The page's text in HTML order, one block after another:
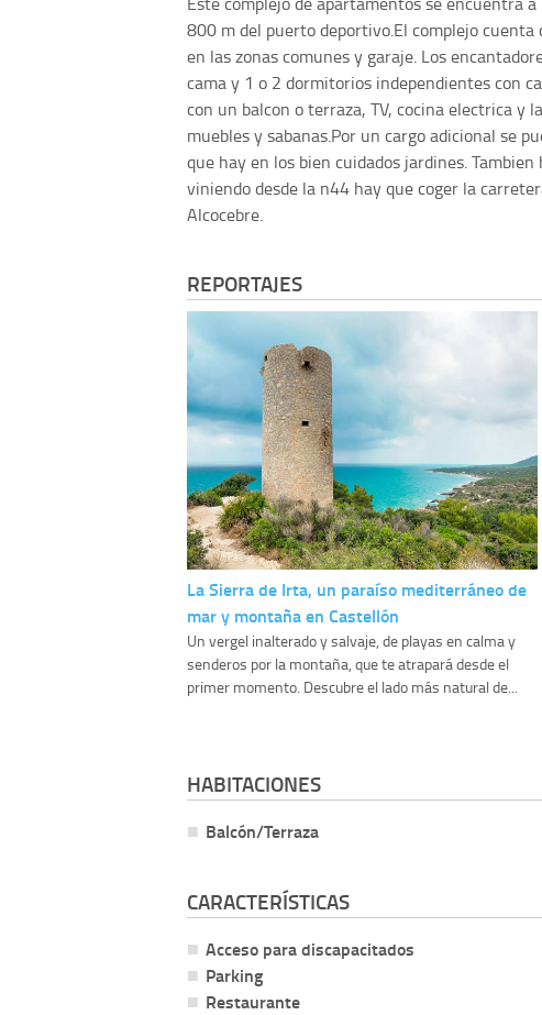
800 m del puerto deportivo.El complejo
en las zonas comunes y garaje. Los
cama y 1 o 2 dormitorios independientes con
con un balcon o terraza, TV, cocina electrica y
muebles y sabanas.Por un cargo adicional se
que hay en los bien cuidados jardines.
viniendo desde la n44 hay que coger la
Alcocebre.
REPORTAJES
La Sierra de Irta, un paraíso mediterráneo de
mar y montaña en Castellón
Un vergel inalterado y salvaje, de playas en calma y
senderos por la montaña, que te atrapará desde el
primer momento. Descubre el lado más natural de...
HABITACIONES
Balcón/Terraza
CARACTERÍSTICAS
Acceso para discapacitados
Parking
Restaurante